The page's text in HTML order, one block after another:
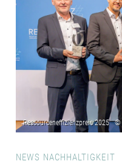
NEWS NACHHALTIGKEIT